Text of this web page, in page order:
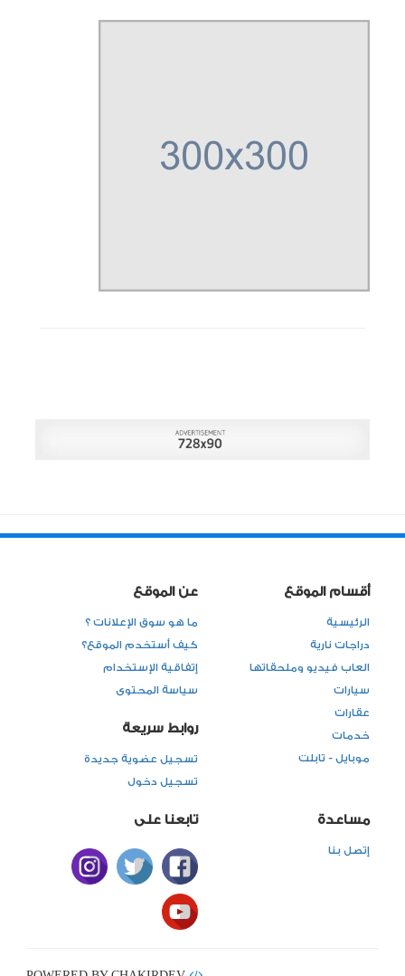
أقسام الموقع
الرئيسية
دراجات نارية
العاب فيديو وملحقاتها
سيارات
عقارات
خدمات
موبايل - تابلت
عن الموقع
ما هو سوق الإعلانات ؟
كيف أستخدم الموقع؟
إتفاقية الإستخدام
سياسة المحتوى
روابط سريعة
تسجيل عضوية جديدة
تسجيل دخول
مساعدة
إتصل بنا
تابعنا على